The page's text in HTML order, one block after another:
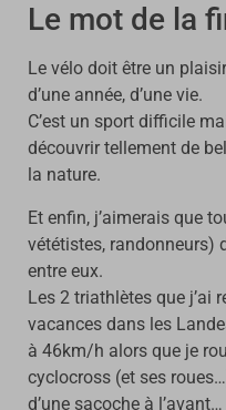
Le mot de la
Le vélo doit être un
d’une année, d’une vie.
C’est un sport difficile
découvrir tellement de
la nature.
Et enfin, j’aimerais que
vététistes, randonneurs)
entre eux.
Les 2 triathlètes que j’ai
vacances dans les
à 46km/h alors que je
cyclocross (et ses
d’une sacoche à